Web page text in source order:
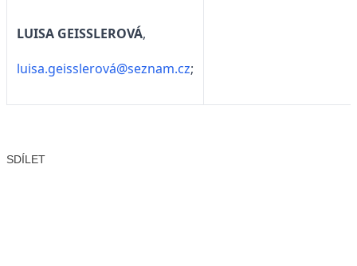
LUISA GEISSLEROVÁ,
luisa.geisslerová@seznam.cz;
SDÍLET